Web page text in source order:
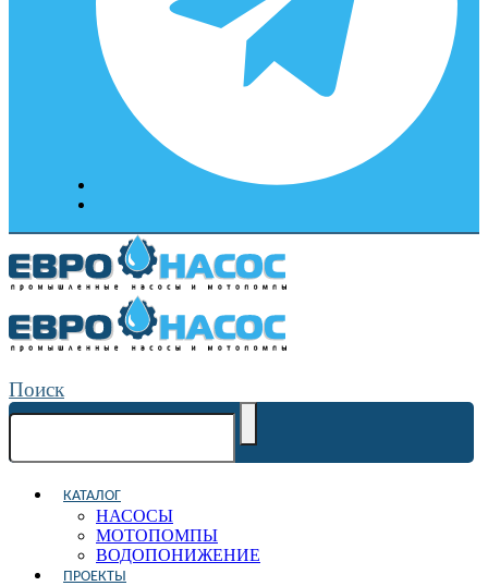
Поиск
КАТАЛОГ
НАСОСЫ
МОТОПОМПЫ
ВОДОПОНИЖЕНИЕ
ПРОЕКТЫ